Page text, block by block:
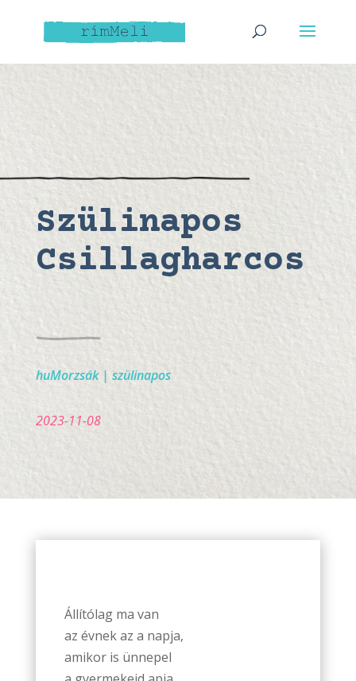
Szülinapos
Csillagharcos
huMorzsák| szülinapos
2023-11-08
Állítólag ma van
az évnek az a napja,
amikor is ünnepel